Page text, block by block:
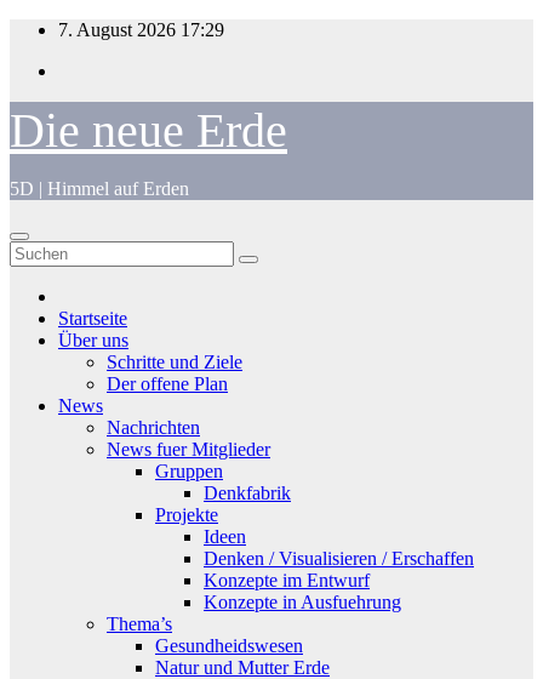
Zum
springen
7. August 2026 17:29
Die neue Erde
5D | Himmel auf Erden
Startseite
Über uns
Schritte und Ziele
Der offene Plan
News
Nachrichten
News fuer Mitglieder
Gruppen
Denkfabrik
Projekte
Ideen
Denken / Visualisieren / Erschaffen
Konzepte im Entwurf
Konzepte in Ausfuehrung
Thema’s
Gesundheidswesen
Natur und Mutter Erde